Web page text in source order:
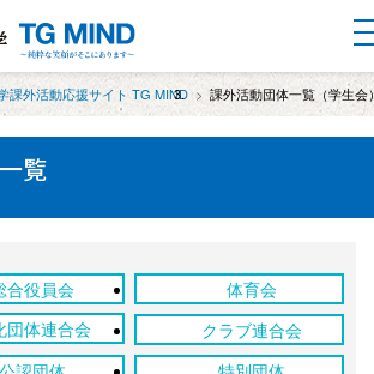
課外活動応援サイト TG MIND 課外活動団体一覧（学生会
覧
合役員会
体育会
団体連合会
クラブ連合会